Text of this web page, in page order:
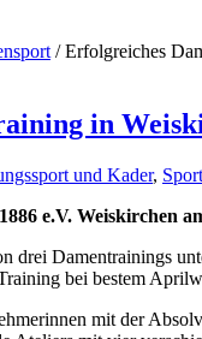
/ Erfolgreiches
in
und Kader, Sport
e.V. Weiskirchen
drei Damentrainings
bei bestem
mit der